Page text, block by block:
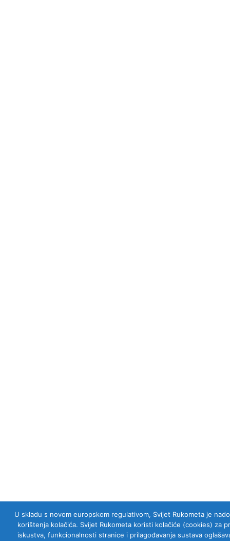
U skladu s novom europskom regulativom, Svijet Rukometa je
korištenja kolačića. Svijet Rukometa koristi kolačiće (cookies) za
iskustva, funkcionalnosti stranice i prilagođavanja sustava